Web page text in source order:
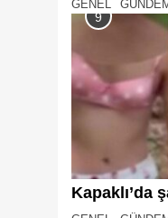
GENEL
9
Kapaklı’da